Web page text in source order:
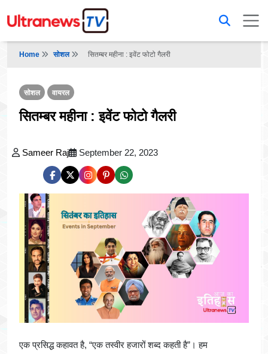
Home सोशल सितम्बर महीना : इवेंट फोटो गैलरी
सोशल वायरल
सितम्बर महीना : इवेंट फोटो गैलरी
Sameer Raj September 22, 2023
एक प्रसिद्ध कहावत है, “एक तस्वीर हजारों शब्द कहती है”। हम